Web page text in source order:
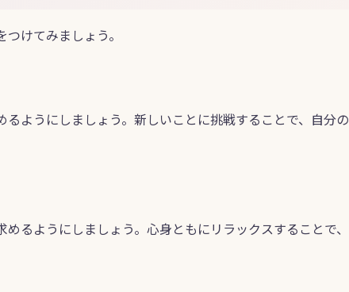
けてみましょう。
ようにしましょう。新しいことに挑戦することで、自分の
るようにしましょう。心身ともにリラックスすることで、